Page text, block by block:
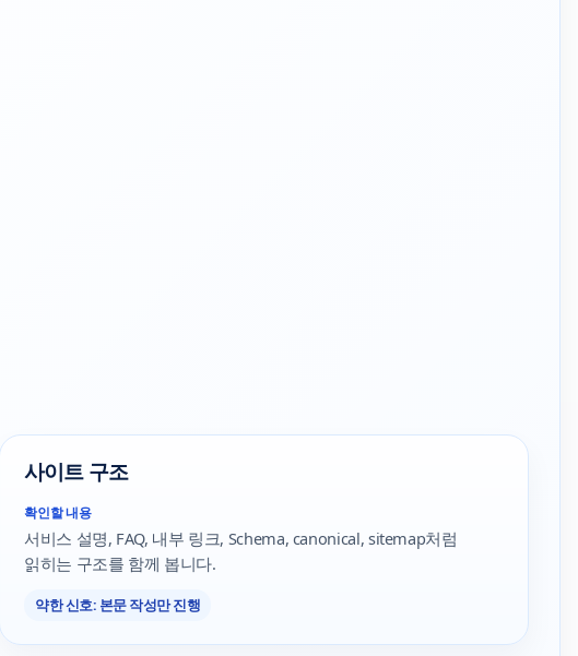
사이트 구조
확인할 내용
서비스 설명, FAQ, 내부 링크, Schema, canonical, sitemap처럼
읽히는 구조를 함께 봅니다.
약한 신호: 본문 작성만 진행